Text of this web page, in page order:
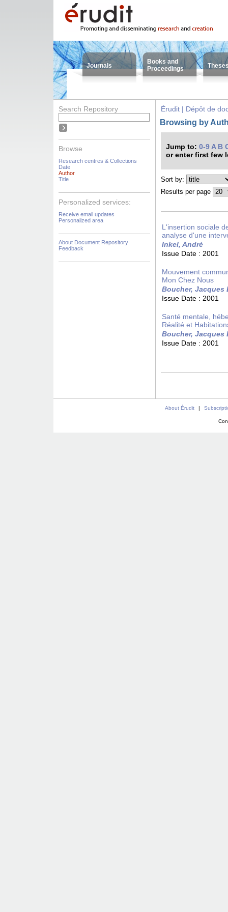
Journals
Books and
Proceedings
Search Repository
Browse
Research centres & Collections
Date
Author
Title
Personalized services:
Receive email updates
Personalized area
About Document Repository
Feedback
Érudit | Dépôt de
Browsing by
Jump to: 0-9 A B
or enter first few
Sort by:
Results per page
L'insertion sociale
analyse d'une
Inkel, André
Issue Date : 2001
Mouvement
Mon Chez Nous
Boucher, Jacques
Issue Date : 2001
Santé mentale,
Réalité et
Boucher, Jacques
Issue Date : 2001
About Érudit |